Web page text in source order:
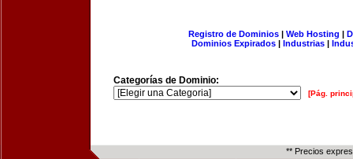
Registro de Dominios| Web Hosting |
Dominios Expirados | Industrias |
Categorías de Dominio:
[Pág.
** Precios